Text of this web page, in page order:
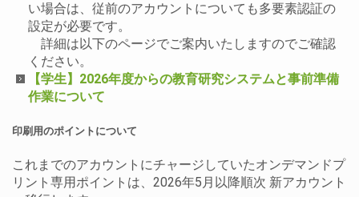
い場合は、従前のアカウントについても多要素認証の
設定が必要です。
詳細は以下のページでご案内いたしますのでご確認
ください。
【学生】2026年度からの教育研究システムと事前準備
作業について
印刷用のポイントについて
これまでのアカウントにチャージしていたオンデマンドプ
リント専用ポイントは、2026年5月以降順次 新アカウント